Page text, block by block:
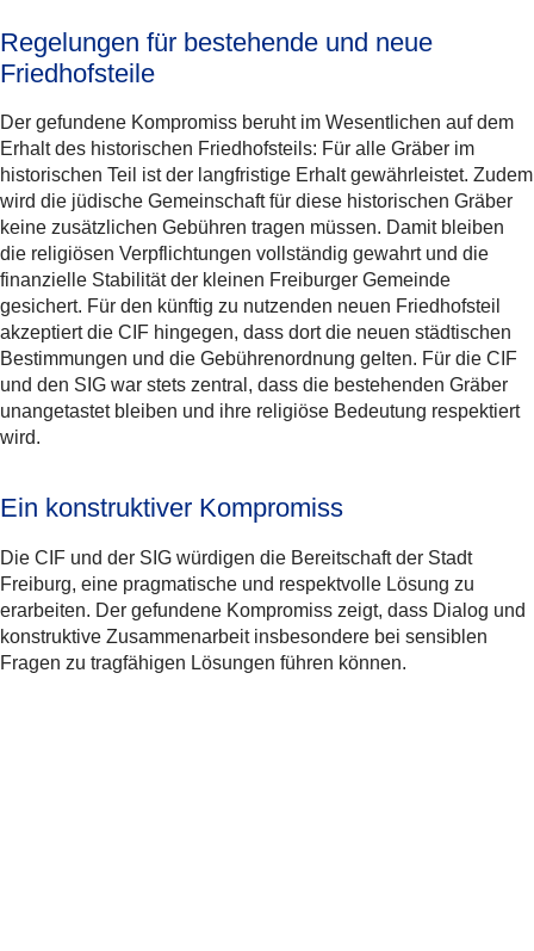
Regelungen für bestehende und neue
Friedhofsteile
Der gefundene Kompromiss beruht im Wesentlichen auf dem
Erhalt des historischen Friedhofsteils: Für alle Gräber im
historischen Teil ist der langfristige Erhalt gewährleistet. Zudem
wird die jüdische Gemeinschaft für diese historischen Gräber
keine zusätzlichen Gebühren tragen müssen. Damit bleiben
die religiösen Verpflichtungen vollständig gewahrt und die
finanzielle Stabilität der kleinen Freiburger Gemeinde
gesichert. Für den künftig zu nutzenden neuen Friedhofsteil
akzeptiert die CIF hingegen, dass dort die neuen städtischen
Bestimmungen und die Gebührenordnung gelten. Für die CIF
und den SIG war stets zentral, dass die bestehenden Gräber
unangetastet bleiben und ihre religiöse Bedeutung respektiert
wird.
Ein konstruktiver Kompromiss
Die CIF und der SIG würdigen die Bereitschaft der Stadt
Freiburg, eine pragmatische und respektvolle Lösung zu
erarbeiten. Der gefundene Kompromiss zeigt, dass Dialog und
konstruktive Zusammenarbeit insbesondere bei sensiblen
Fragen zu tragfähigen Lösungen führen können.